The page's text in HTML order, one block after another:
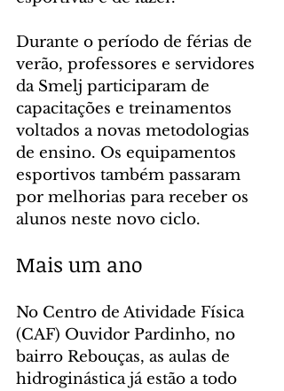
Durante o período de férias de
verão, professores e servidores
da Smelj participaram de
capacitações e treinamentos
voltados a novas metodologias
de ensino. Os equipamentos
esportivos também passaram
por melhorias para receber os
alunos neste novo ciclo.
Mais um ano
No Centro de Atividade Física
(CAF) Ouvidor Pardinho, no
bairro Rebouças, as aulas de
hidroginástica já estão a todo